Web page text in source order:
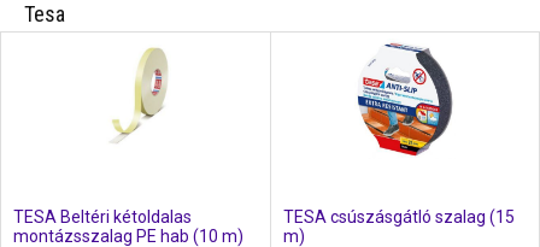
Tesa
TESA Beltéri kétoldalas
montázsszalag PE hab (10 m)
TESA csúszásgátló szalag (15
m)